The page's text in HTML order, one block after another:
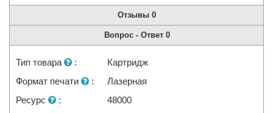
Отзывы 0
Вопрос - Ответ 0
Тип товара :
Картридж
Формат печати
:
Лазерная
Ресурс
:
48000